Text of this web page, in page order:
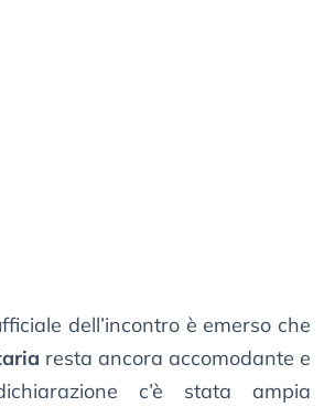
dell’incontro è emerso che
resta ancora accomodante e
c’è stata ampia